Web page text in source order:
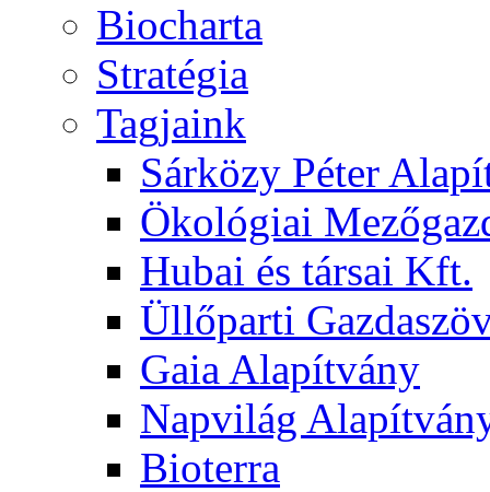
Biocharta
Stratégia
Tagjaink
Sárközy Péter
Ökológiai
Hubai és társai Kft.
Üllőparti
Gaia Alapítvány
Napvilág
Bioterra